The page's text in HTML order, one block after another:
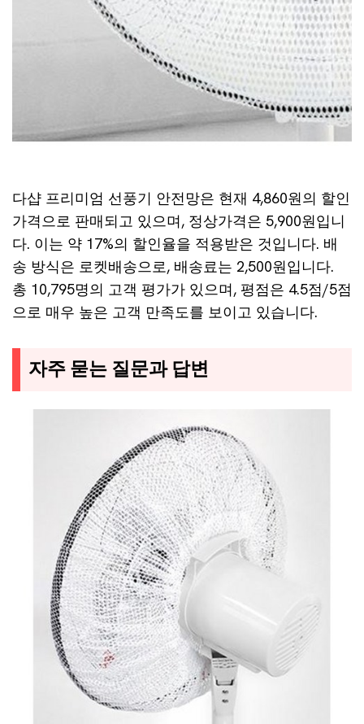
다샵 프리미엄 선풍기 안전망은 현재 4,860원의 할인
가격으로 판매되고 있으며, 정상가격은 5,900원입니
다. 이는 약 17%의 할인율을 적용받은 것입니다. 배
송 방식은 로켓배송으로, 배송료는 2,500원입니다.
총 10,795명의 고객 평가가 있으며, 평점은 4.5점/5점
으로 매우 높은 고객 만족도를 보이고 있습니다.
자주 묻는 질문과 답변